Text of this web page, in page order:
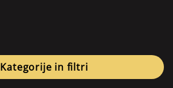
Kategorije in filtri